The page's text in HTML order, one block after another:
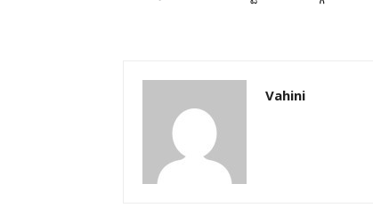
Vahini